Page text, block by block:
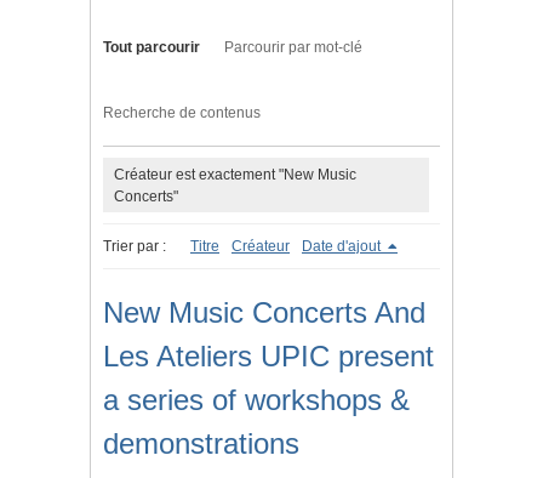
Tout parcourir Parcourir par mot-clé
Recherche de contenus
Créateur est exactement "New Music
Concerts"
Trier par : Titre Créateur Date d'ajout
New Music Concerts And
Les Ateliers UPIC present
a series of workshops &
demonstrations